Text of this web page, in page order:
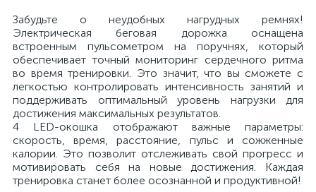
Забудьте о неудобных нагрудных ремнях!
Электрическая беговая дорожка оснащена
встроенным пульсометром на поручнях, который
обеспечивает точный мониторинг сердечного ритма
во время тренировки. Это значит, что вы сможете с
легкостью контролировать интенсивность занятий и
поддерживать оптимальный уровень нагрузки для
достижения максимальных результатов.
4 LED-окошка отображают важные параметры:
скорость, время, расстояние, пульс и сожженные
калории. Это позволит отслеживать свой прогресс и
мотивировать себя на новые достижения. Каждая
тренировка станет более осознанной и продуктивной!